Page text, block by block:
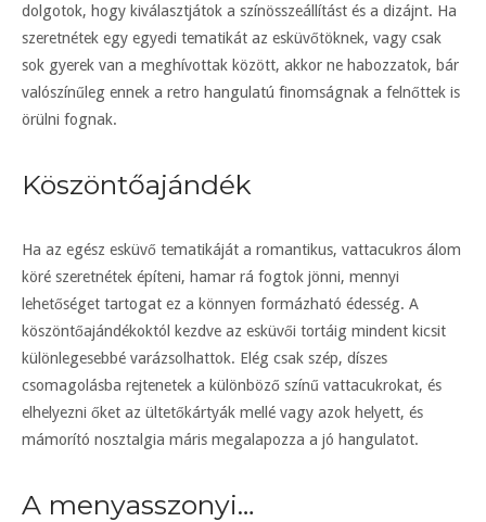
dolgotok, hogy kiválasztjátok a színösszeállítást és a dizájnt. Ha
szeretnétek egy egyedi tematikát az esküvőtöknek, vagy csak
sok gyerek van a meghívottak között, akkor ne habozzatok, bár
valószínűleg ennek a retro hangulatú finomságnak a felnőttek is
örülni fognak.
Köszöntőajándék
Ha az egész esküvő tematikáját a romantikus, vattacukros álom
köré szeretnétek építeni, hamar rá fogtok jönni, mennyi
lehetőséget tartogat ez a könnyen formázható édesség. A
köszöntőajándékoktól kezdve az esküvői tortáig mindent kicsit
különlegesebbé varázsolhattok. Elég csak szép, díszes
csomagolásba rejtenetek a különböző színű vattacukrokat, és
elhelyezni őket az ültetőkártyák mellé vagy azok helyett, és
mámorító nosztalgia máris megalapozza a jó hangulatot.
A menyasszonyi…